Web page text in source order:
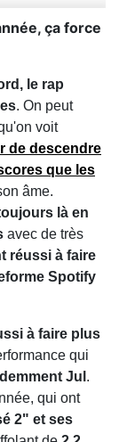
ça force
le rap
. On peut
voit
de descendre
que les
âme.
là en
avec de très
réussi à faire
Spotify
à faire plus
qui
Jul .
qui ont
2" et ses